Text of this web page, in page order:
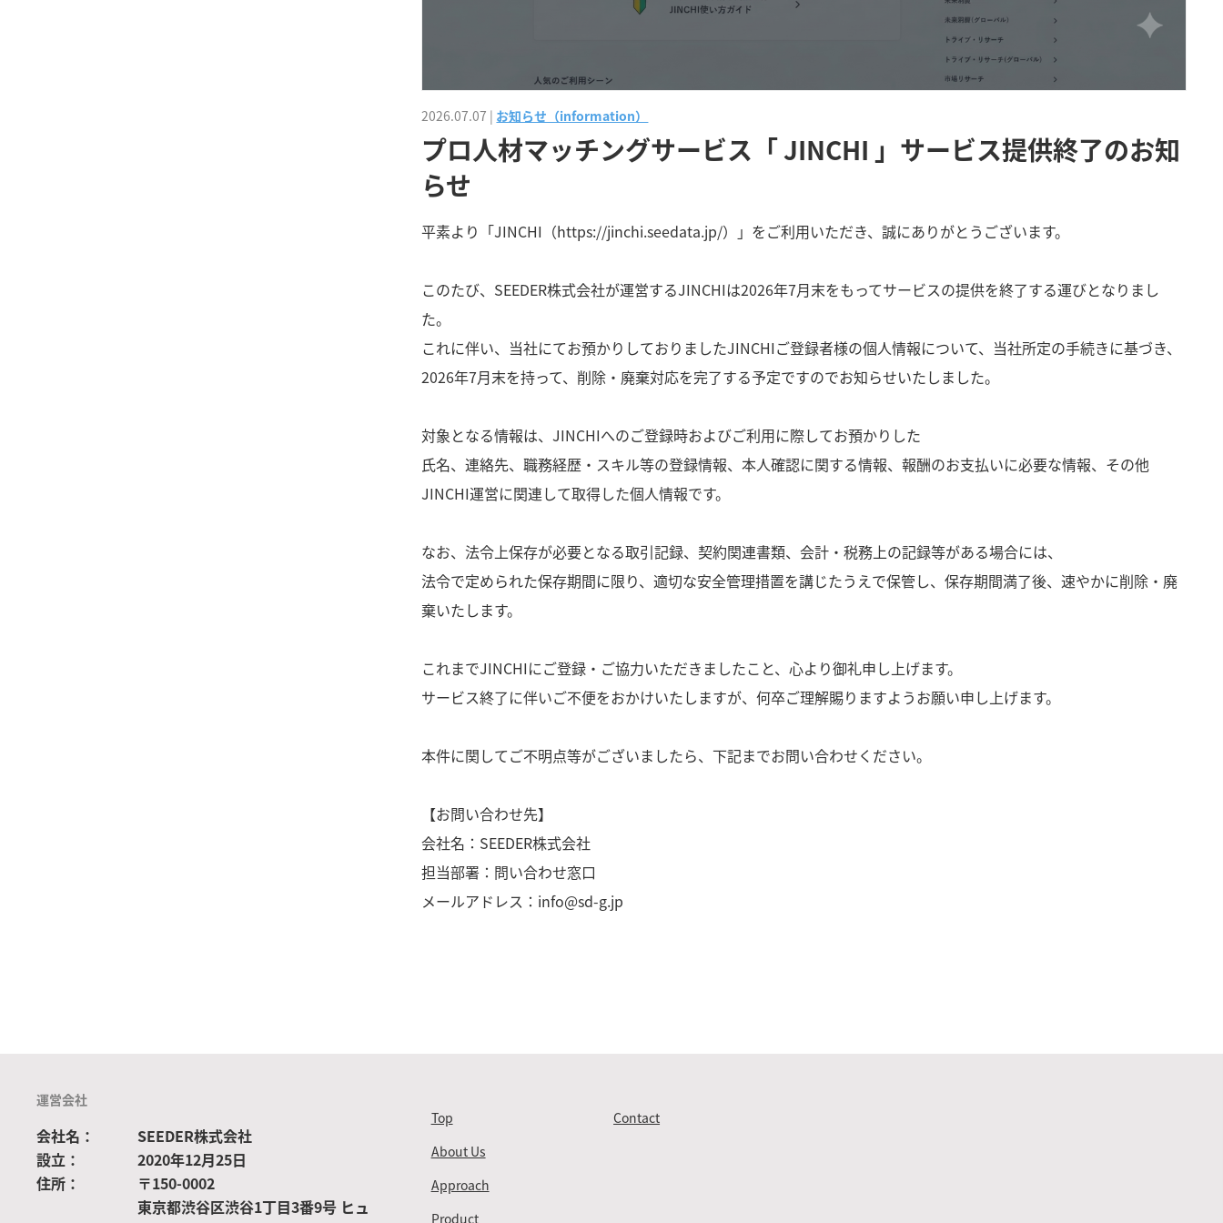
2026.07.07 | お知らせ（information）
プロ人材マッチングサービス「 JINCHI 」サービス提供終了のお知
らせ
平素より「JINCHI（https://jinchi.seedata.jp/）」をご利用いただき、誠にありがとうございます。
このたび、SEEDER株式会社が運営するJINCHIは2026年7月末をもってサービスの提供を終了する運びとなりまし
た。
これに伴い、当社にてお預かりしておりましたJINCHIご登録者様の個人情報について、当社所定の手続きに基づき、
2026年7月末を持って、削除・廃棄対応を完了する予定ですのでお知らせいたしました。
対象となる情報は、JINCHIへのご登録時およびご利用に際してお預かりした
氏名、連絡先、職務経歴・スキル等の登録情報、本人確認に関する情報、報酬のお支払いに必要な情報、その他
JINCHI運営に関連して取得した個人情報です。
なお、法令上保存が必要となる取引記録、契約関連書類、会計・税務上の記録等がある場合には、
法令で定められた保存期間に限り、適切な安全管理措置を講じたうえで保管し、保存期間満了後、速やかに削除・廃
棄いたします。
これまでJINCHIにご登録・ご協力いただきましたこと、心より御礼申し上げます。
サービス終了に伴いご不便をおかけいたしますが、何卒ご理解賜りますようお願い申し上げます。
本件に関してご不明点等がございましたら、下記までお問い合わせください。
【お問い合わせ先】
会社名：SEEDER株式会社
担当部署：問い合わせ窓口
メールアドレス：info@sd-g.jp
運営会社
会社名：
SEEDER株式会社
設立：
2020年12月25日
住所：
〒150-0002
東京都渋谷区渋谷1丁目3番9号 ヒュ
Top
About Us
Approach
Product
Contact